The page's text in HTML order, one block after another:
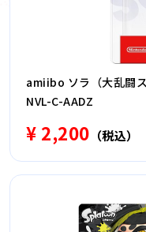
amiibo ソラ（大乱闘
NVL-C-AADZ
¥ 2,200 （税込）